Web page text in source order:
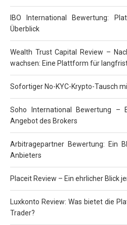
IBO International Bewertung:
Überblick
Wealth Trust Capital Review –
wachsen: Eine Plattform für
Sofortiger No-KYC-Krypto-Tausch
Soho International Bewertung –
Angebot des Brokers
Arbitragepartner Bewertung: Ein
Anbieters
Placeit Review – Ein ehrlicher Blick
Luxkonto Review: Was bietet die
Trader?